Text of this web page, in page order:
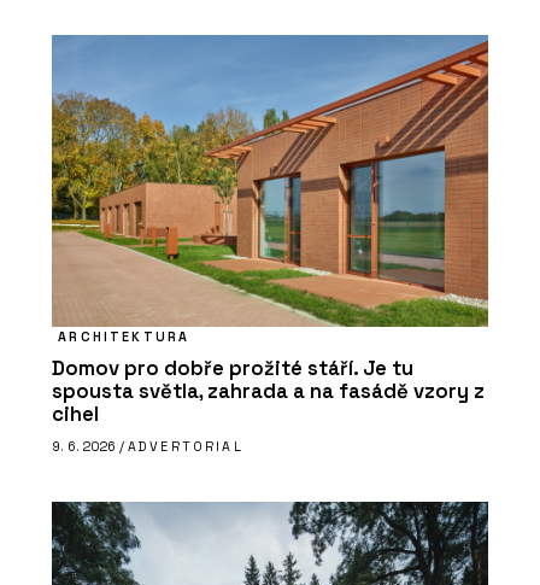
ARCHITEKTURA
Domov pro dobře prožité stáří. Je tu
spousta světla, zahrada a na fasádě vzory z
cihel
9. 6. 2026 / ADVERTORIAL